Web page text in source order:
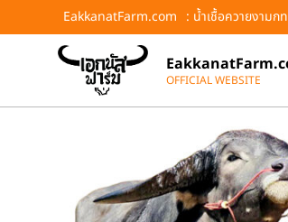
EakkanatFarm.com : น้ำเชื้อควายงาม
OFFICIAL WEBSITE